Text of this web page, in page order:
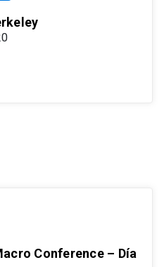
Conference – Día